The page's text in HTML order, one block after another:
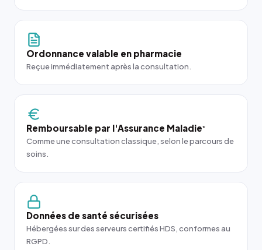
Ordonnance valable en pharmacie
Reçue immédiatement après la consultation.
Remboursable par l'Assurance Maladie*
Comme une consultation classique, selon le parcours de
soins.
Données de santé sécurisées
Hébergées sur des serveurs certifiés HDS, conformes au
RGPD.